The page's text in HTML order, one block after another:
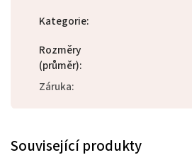
Kategorie:
Rozměry
(průměr):
Záruka:
Související produkty